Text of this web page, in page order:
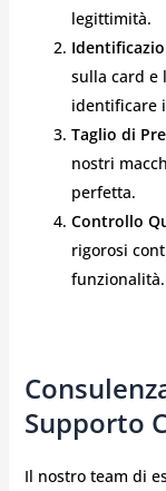
legittimità.
sulla card e
identificare
Taglio di
nostri
perfetta.
Controllo
rigorosi
funzionalità.
Supporto
Il nostro team di